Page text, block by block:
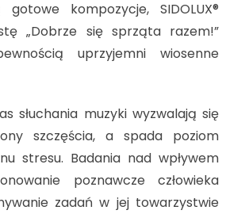
kompozycje, SIDOLUX®
„Dobrze się sprząta razem!”
uprzyjemni wiosenne
słuchania muzyki wyzwalają się
szczęścia, a spada poziom
stresu. Badania nad wpływem
poznawcze człowieka
zadań w jej towarzystwie